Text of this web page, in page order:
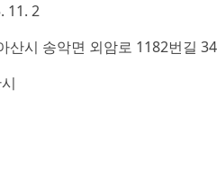
11. 2
산시 송악면 외암로 1182번길